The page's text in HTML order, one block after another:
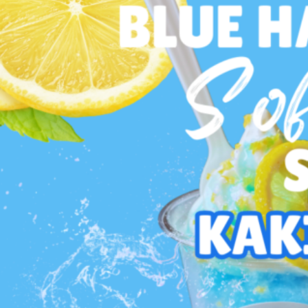
ー
ト
で
愛
犬
と
一
緒
に
ル
フ
を
プ
レ